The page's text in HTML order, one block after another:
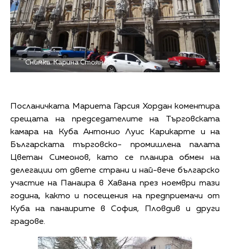
Снимка: Карина Стоянова
Посланичката Мариета Гарсия Хордан коментира
срещата на председателите на Търговската
камара на Куба Антонио Луис Карикарте и на
Българската търговско- промишлена палата
Цветан Симеонов, като се планира обмен на
делегации от двете страни и най-вече българско
участие на Панаира в Хавана през ноември тази
година, както и посещения на предприемачи от
Куба на панаирите в София, Пловдив и други
градове.